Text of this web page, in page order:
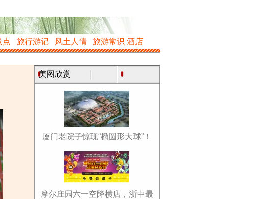
点 旅行游记 风土人情 旅游常识 酒店
美图欣赏
厦门老院子惊现“椭圆形大球”！
摩尔庄园六一空降横店，浙中最